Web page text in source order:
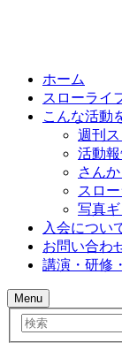
ホーム
スローライ
こんな活動
週刊
活動
さん
スロ
写真
入会につい
お問い合わ
講演・研修
Menu
検
索